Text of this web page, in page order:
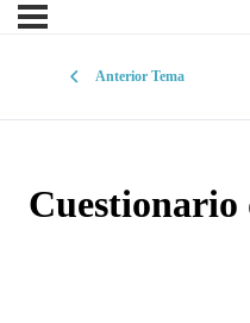
Anterior Tema
Cuestionario